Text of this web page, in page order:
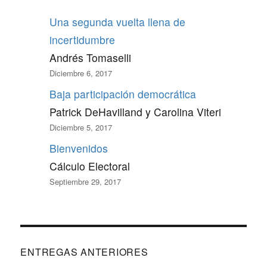
Una segunda vuelta llena de
incertidumbre
Andrés Tomaselli
Diciembre 6, 2017
Baja participación democrática
Patrick DeHavilland y Carolina Viteri
Diciembre 5, 2017
Bienvenidos
Cálculo Electoral
Septiembre 29, 2017
ENTREGAS ANTERIORES